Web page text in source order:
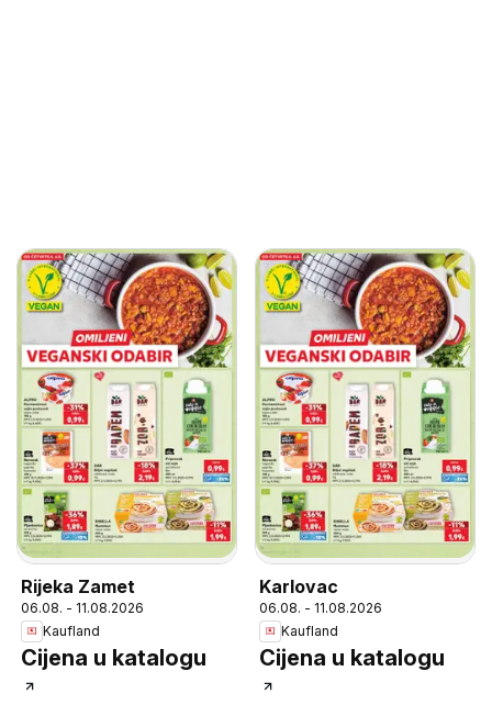
Rijeka Zamet
06.08. - 11.08.2026
Kaufland
Cijena u katalogu
Karlovac
06.08. - 11.08.2026
Kaufland
Cijena u katalogu